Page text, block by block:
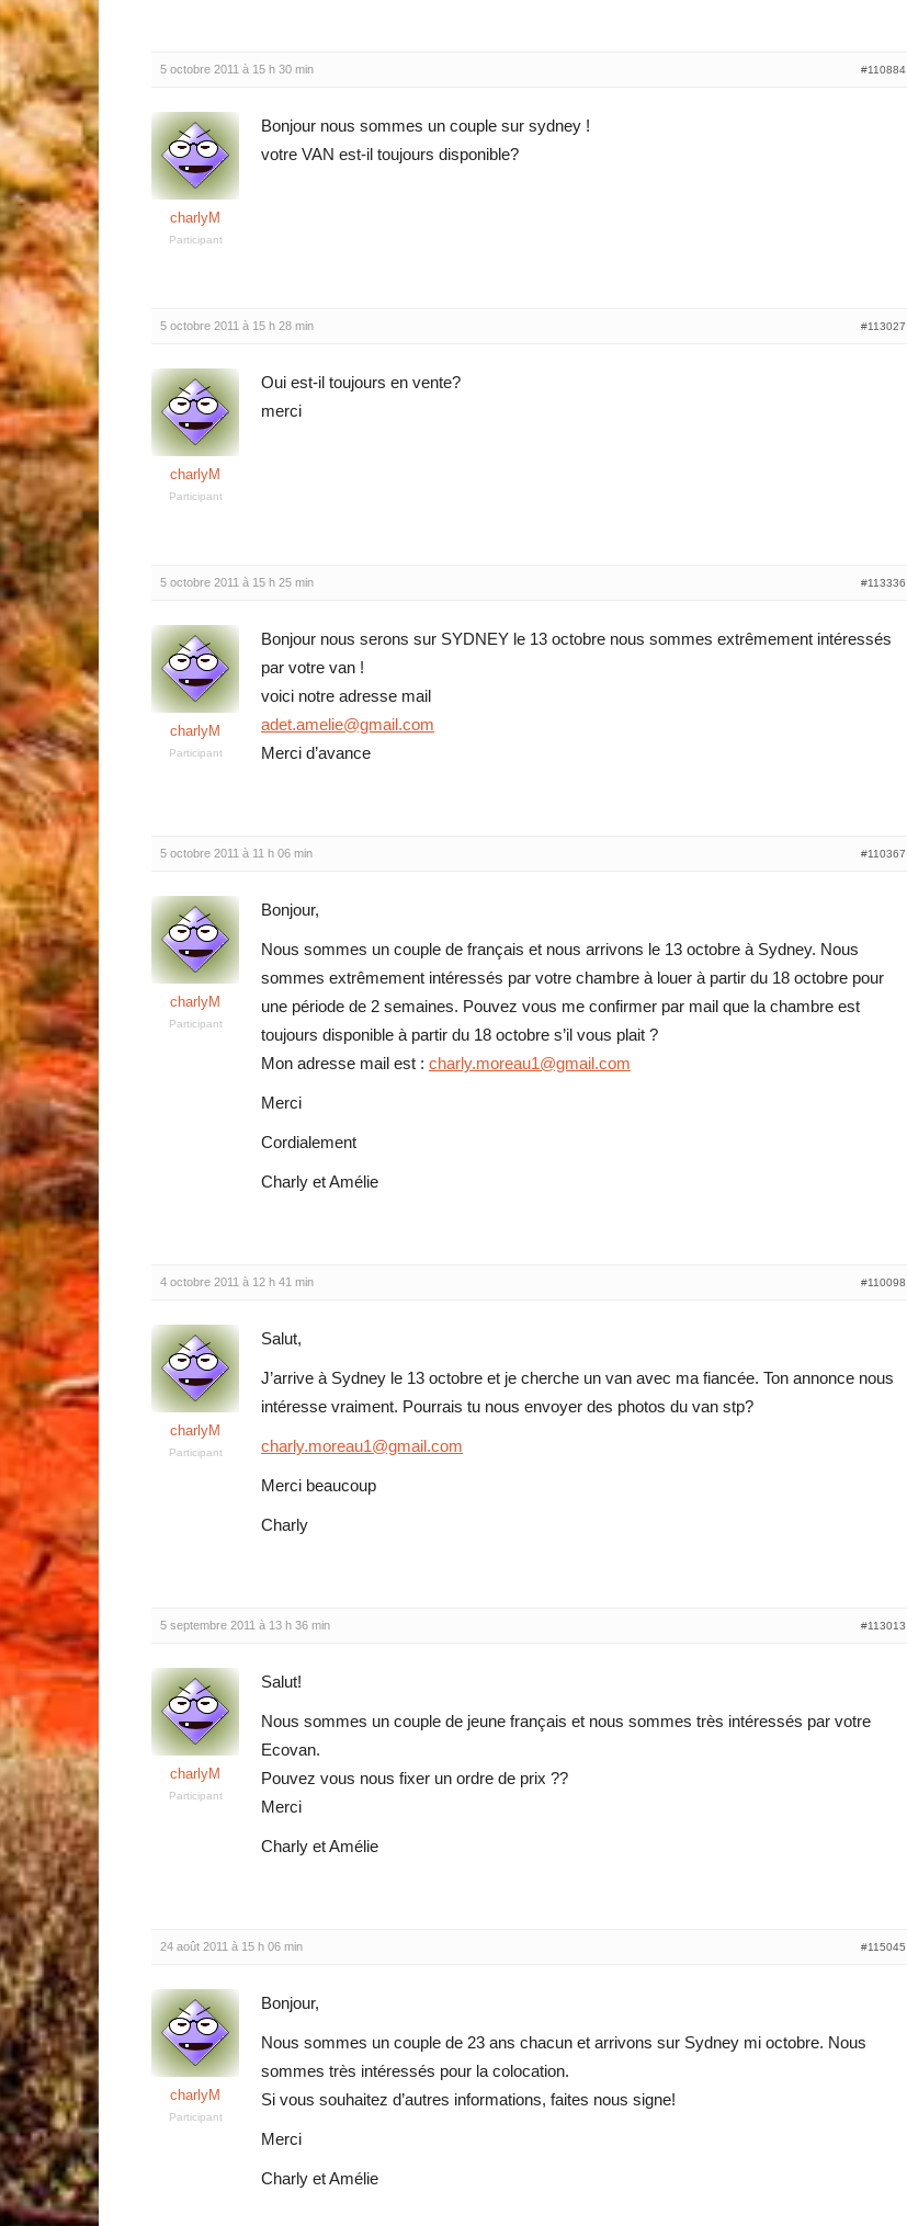
5 octobre 2011 à 15 h 30 min #110884
charlyM
Participant
Bonjour nous sommes un couple sur sydney !
votre VAN est-il toujours disponible?
5 octobre 2011 à 15 h 28 min #113027
charlyM
Participant
Oui est-il toujours en vente?
merci
5 octobre 2011 à 15 h 25 min #113336
charlyM
Participant
Bonjour nous serons sur SYDNEY le 13 octobre nous sommes extrêmement intéressés
par votre van !
voici notre adresse mail
adet.amelie@gmail.com
Merci d’avance
5 octobre 2011 à 11 h 06 min #110367
charlyM
Participant
Bonjour,
Nous sommes un couple de français et nous arrivons le 13 octobre à Sydney. Nous
sommes extrêmement intéressés par votre chambre à louer à partir du 18 octobre pour
une période de 2 semaines. Pouvez vous me confirmer par mail que la chambre est
toujours disponible à partir du 18 octobre s’il vous plait ?
Mon adresse mail est : charly.moreau1@gmail.com
Merci
Cordialement
Charly et Amélie
4 octobre 2011 à 12 h 41 min #110098
charlyM
Participant
Salut,
J’arrive à Sydney le 13 octobre et je cherche un van avec ma fiancée. Ton annonce nous
intéresse vraiment. Pourrais tu nous envoyer des photos du van stp?
charly.moreau1@gmail.com
Merci beaucoup
Charly
5 septembre 2011 à 13 h 36 min #113013
charlyM
Participant
Salut!
Nous sommes un couple de jeune français et nous sommes très intéressés par votre
Ecovan.
Pouvez vous nous fixer un ordre de prix ??
Merci
Charly et Amélie
24 août 2011 à 15 h 06 min #115045
charlyM
Participant
Bonjour,
Nous sommes un couple de 23 ans chacun et arrivons sur Sydney mi octobre. Nous
sommes très intéressés pour la colocation.
Si vous souhaitez d’autres informations, faites nous signe!
Merci
Charly et Amélie